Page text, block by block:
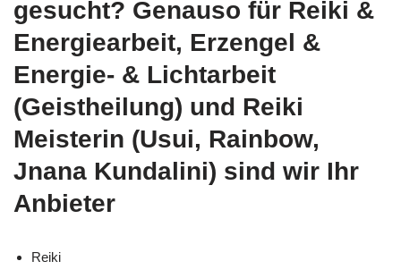
gesucht? Genauso für Reiki &
Energiearbeit, Erzengel &
Energie- & Lichtarbeit
(Geistheilung) und Reiki
Meisterin (Usui, Rainbow,
Jnana Kundalini) sind wir Ihr
Anbieter
Reiki